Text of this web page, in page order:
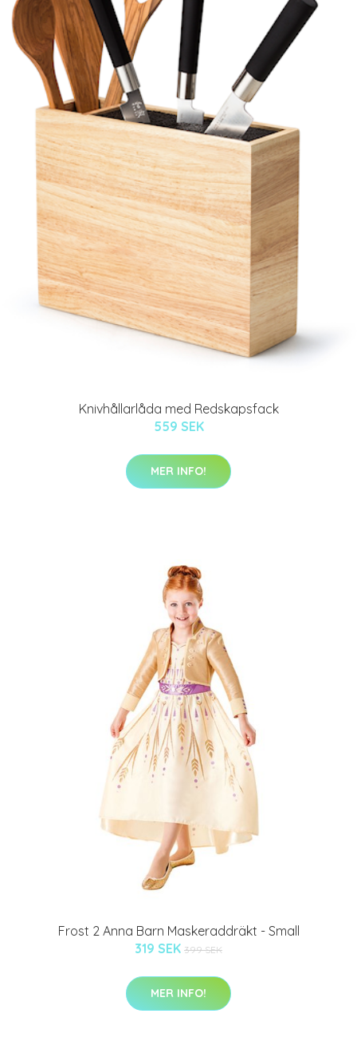
Knivhållarlåda med Redskapsfack
559 SEK
MER INFO!
Frost 2 Anna Barn Maskeraddräkt - Small
319 SEK 399 SEK
MER INFO!